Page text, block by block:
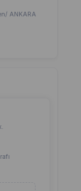
ANKARA